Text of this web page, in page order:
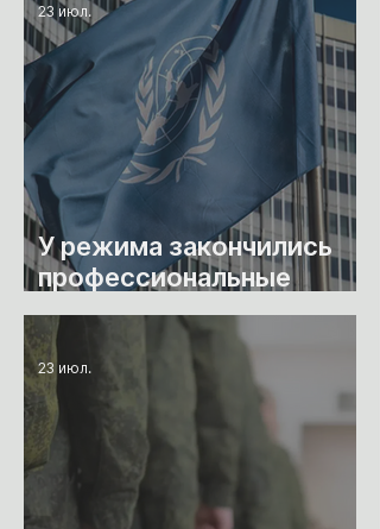
У режима закончились
профессиональные
юристы
23 июл.
23 июл.